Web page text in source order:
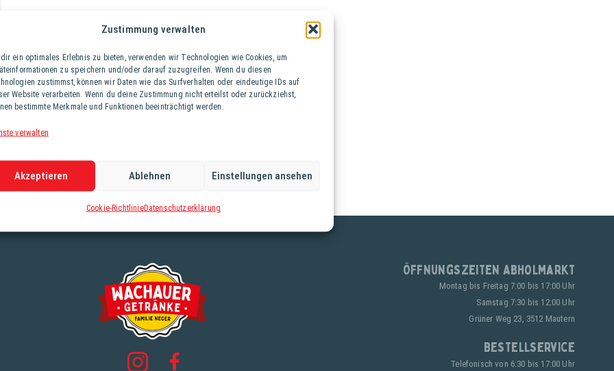
Zustimmung verwalten
ein optimales Erlebnis zu bieten, verwenden wir Technologien wie Cookies, um
zu speichern und/oder darauf zuzugreifen. Wenn du diesen
zustimmst, können wir Daten wie das Surfverhalten oder eindeutige IDs auf
Website verarbeiten. Wenn du deine Zustimmung nicht erteilst oder zurückziehst,
bestimmte Merkmale und Funktionen beeinträchtigt werden.
verwalten
Akzeptieren Ablehnen Einstellungen ansehen
Cookie-RichtlinieDatenschutzerklärung
Alkoholgehalt: 5,0%
Öffnungszeiten Abholmarkt
Montag bis Freitag 7:00 bis 17:00 Uhr
Samstag 7:30 bis 12:00 Uhr
Grüner Weg 23, 3512 Mautern
Bestellservice
Telefonisch von 6:30 bis 17:00 Uhr